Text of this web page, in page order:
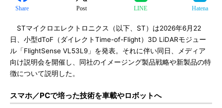
Share Post LINE Hatena
STマイクロエレクトロニクス（以下、ST）は2026年6月22
日、小型dToF（ダイレクトTime-of-Flight）3D LiDARモジュー
ル「FlightSense VL53L9」を発表。それに伴い同日、メディア
向け説明会を開催し、同社のイメージング製品戦略や新製品の特
徴について説明した。
スマホ／PCで培った技術を車載やロボットへ